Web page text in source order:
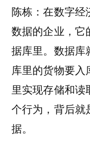
陈栋：在数字经
数据的企业，它
据库里。 数据库
库里的货物要
里实现存储和
个行为，背后就
据。